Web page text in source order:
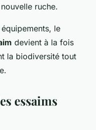
ruche.
le
devient à la fois
la biodiversité tout
essaims